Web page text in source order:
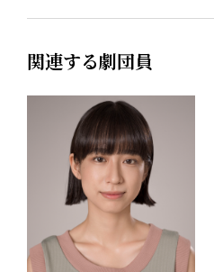
関連する劇団員